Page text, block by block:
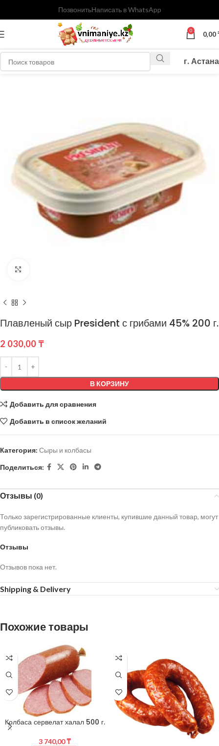
ПозвонитьНаписать в WhatsApp
0 0,00
г. Астана
Плавленый сыр President с грибами 45% 200 г.
2 030,00 ₸
В КОРЗИНУ
Добавить для сравнения
Добавить в список желаний
Категория: Сыры и колбасы
Поделиться:
Отзывы (0)
Отзывы
Отзывов пока нет.
Только зарегистрированные клиенты, купившие данный товар, могут
публиковать отзывы.
Shipping & Delivery
Похожие товары
Колбаса сервелат халал 500 г.
3 740,00₸